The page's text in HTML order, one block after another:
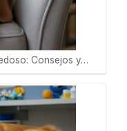
Consejos y…